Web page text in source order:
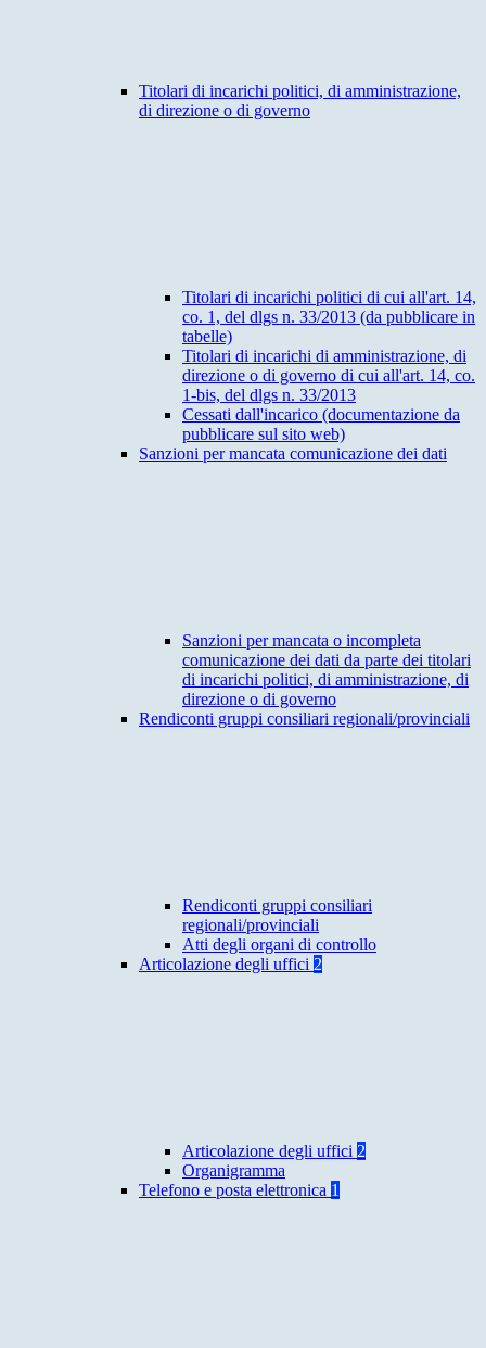
Titolari di incarichi politici, di amministrazione,
di direzione o di governo
Titolari di incarichi politici di cui all'art. 14,
co. 1, del dlgs n. 33/2013 (da pubblicare in
tabelle)
Titolari di incarichi di amministrazione, di
direzione o di governo di cui all'art. 14, co.
1-bis, del dlgs n. 33/2013
Cessati dall'incarico (documentazione da
pubblicare sul sito web)
Sanzioni per mancata comunicazione dei dati
Sanzioni per mancata o incompleta
comunicazione dei dati da parte dei titolari
di incarichi politici, di amministrazione, di
direzione o di governo
Rendiconti gruppi consiliari regionali/provinciali
Rendiconti gruppi consiliari
regionali/provinciali
Atti degli organi di controllo
Articolazione degli uffici 2
Articolazione degli uffici 2
Organigramma
Telefono e posta elettronica 1